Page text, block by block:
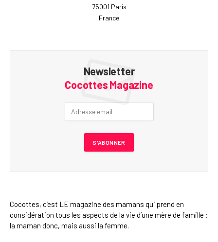
75001 Paris
France
Newsletter
Cocottes Magazine
Cocottes, c’est LE magazine des mamans qui prend en
considération tous les aspects de la vie d’une mère de famille :
la maman donc, mais aussi la femme.